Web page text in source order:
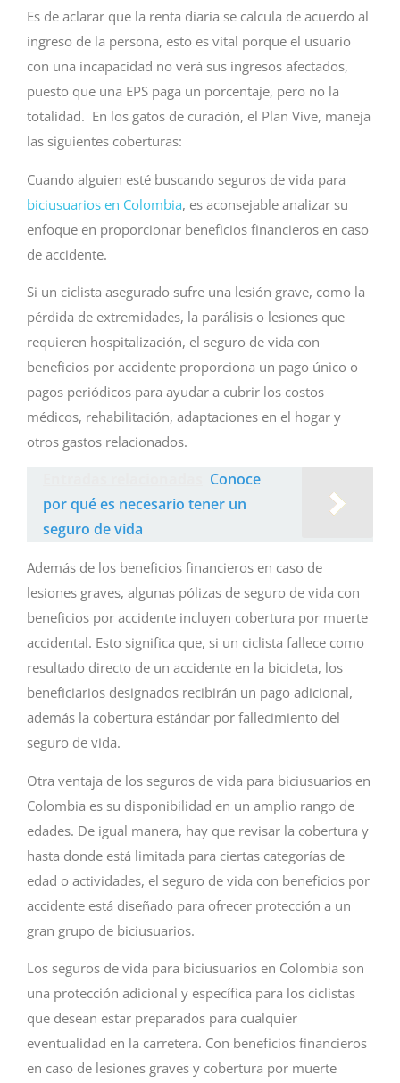
Es de aclarar que la renta diaria se calcula de acuerdo al
ingreso de la persona, esto es vital porque el usuario
con una incapacidad no verá sus ingresos afectados,
puesto que una EPS paga un porcentaje, pero no la
totalidad. En los gatos de curación, el Plan Vive, maneja
las siguientes coberturas:
Cuando alguien esté buscando seguros de vida para
biciusuarios en Colombia, es aconsejable analizar su
enfoque en proporcionar beneficios financieros en caso
de accidente.
Si un ciclista asegurado sufre una lesión grave, como la
pérdida de extremidades, la parálisis o lesiones que
requieren hospitalización, el seguro de vida con
beneficios por accidente proporciona un pago único o
pagos periódicos para ayudar a cubrir los costos
médicos, rehabilitación, adaptaciones en el hogar y
otros gastos relacionados.
Conoce
por qué es necesario tener un
seguro de vida
Además de los beneficios financieros en caso de
lesiones graves, algunas pólizas de seguro de vida con
beneficios por accidente incluyen cobertura por muerte
accidental. Esto significa que, si un ciclista fallece como
resultado directo de un accidente en la bicicleta, los
beneficiarios designados recibirán un pago adicional,
además la cobertura estándar por fallecimiento del
seguro de vida.
Otra ventaja de los seguros de vida para biciusuarios en
Colombia es su disponibilidad en un amplio rango de
edades. De igual manera, hay que revisar la cobertura y
hasta donde está limitada para ciertas categorías de
edad o actividades, el seguro de vida con beneficios por
accidente está diseñado para ofrecer protección a un
gran grupo de biciusuarios.
Los seguros de vida para biciusuarios en Colombia son
una protección adicional y específica para los ciclistas
que desean estar preparados para cualquier
eventualidad en la carretera. Con beneficios financieros
en caso de lesiones graves y cobertura por muerte